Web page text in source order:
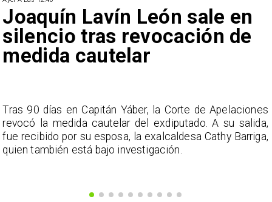
Joaquín Lavín León sale en
silencio tras revocación de
medida cautelar
Tras 90 días en Capitán Yáber, la Corte de Apelaciones
revocó la medida cautelar del exdiputado. A su salida,
fue recibido por su esposa, la exalcaldesa Cathy Barriga,
quien también está bajo investigación.